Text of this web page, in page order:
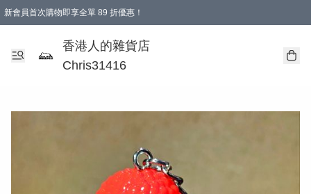
新會員首次購物即享全單 89 折優惠！
購物滿 HKD 499.00即享免運費優惠！（適用於 本地送貨、本地取貨 )
【滿 $300 專屬驚喜：無聲信物（最後一批）】
香港人的雜貨店
Chris31416